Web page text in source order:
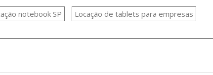
notebook SP Locação de tablets para empresas